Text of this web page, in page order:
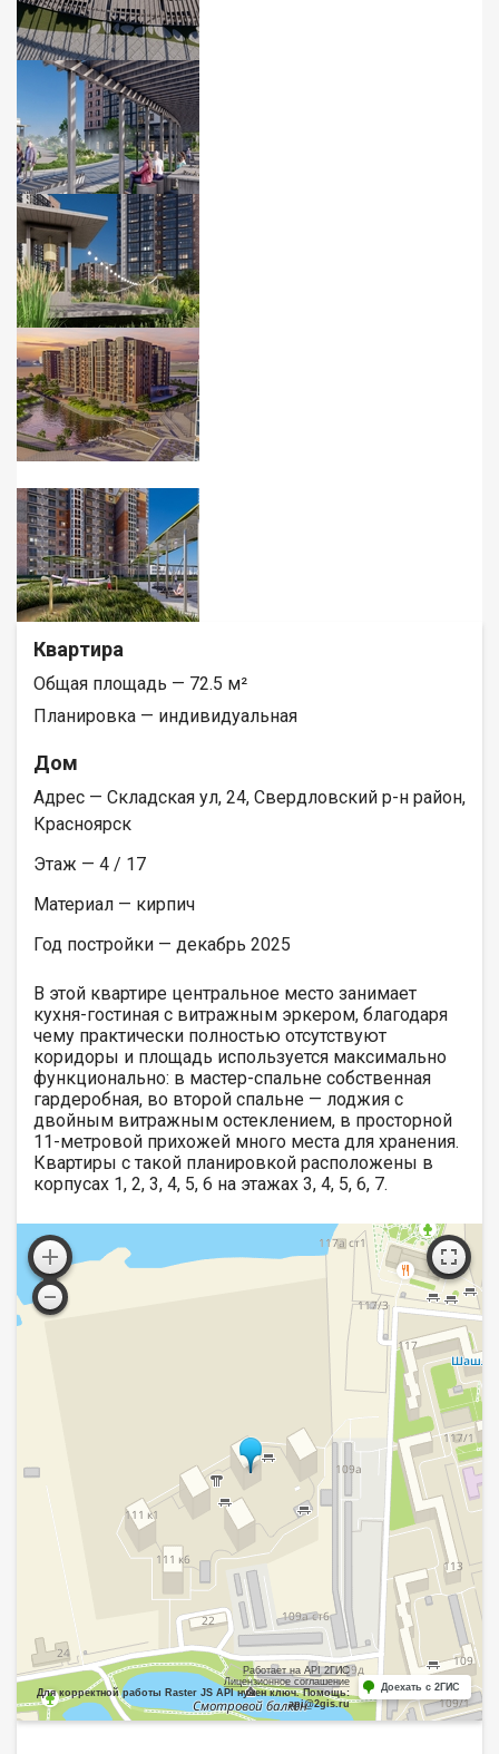
Квартира
Общая площадь — 72.5 м²
Планировка — индивидуальная
Дом
Адрес — Складская ул, 24, Свердловский р-н район,
Красноярск
Этаж — 4 / 17
Материал — кирпич
Год постройки — декабрь 2025
В этой квартире центральное место занимает
кухня-гостиная с витражным эркером, благодаря
чему практически полностью отсутствуют
коридоры и площадь используется максимально
функционально: в мастер-спальне собственная
гардеробная, во второй спальне — лоджия с
двойным витражным остеклением, в просторной
11-метровой прихожей много места для хранения.
Квартиры с такой планировкой расположены в
корпусах 1, 2, 3, 4, 5, 6 на этажах 3, 4, 5, 6, 7.
Работает на API 2ГИС
Лицензионное соглашение
Для корректной работы Raster JS API нужен ключ. Помощь:
api@2gis.ru
Доехать с 2ГИС